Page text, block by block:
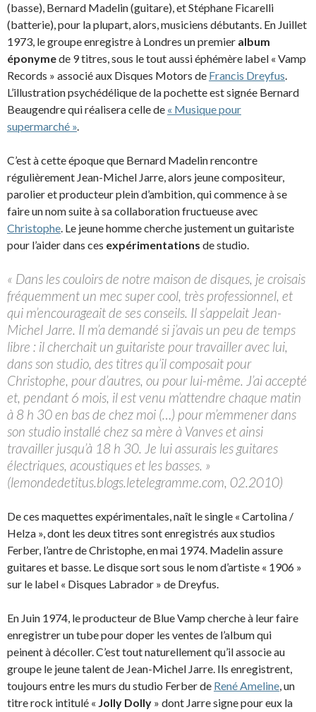
(basse), Bernard Madelin (guitare), et Stéphane Ficarelli
(batterie), pour la plupart, alors, musiciens débutants. En Juillet
1973, le groupe enregistre à Londres un premier album
éponymede 9 titres, sous le tout aussi éphémère label « Vamp
Records » associé aux Disques Motors de Francis Dreyfus.
L’illustration psychédélique de la pochette est signée Bernard
Beaugendre qui réalisera celle de « Musique pour
supermarché ».
C’est à cette époque que Bernard Madelin rencontre
régulièrement Jean-Michel Jarre, alors jeune compositeur,
parolier et producteur plein d’ambition, qui commence à se
faire un nom suite à sa collaboration fructueuse avec
Christophe. Le jeune homme cherche justement un guitariste
pour l’aider dans ces expérimentations de studio.
« Dans les couloirs de notre maison de disques, je croisais
fréquemment un mec super cool, très professionnel, et
qui m’encourageait de ses conseils. Il s’appelait Jean-
Michel Jarre. Il m’a demandé si j’avais un peu de temps
libre : il cherchait un guitariste pour travailler avec lui,
dans son studio, des titres qu’il composait pour
Christophe, pour d’autres, ou pour lui-même. J’ai accepté
et, pendant 6 mois, il est venu m’attendre chaque matin
à 8 h 30 en bas de chez moi (…) pour m’emmener dans
son studio installé chez sa mère à Vanves et ainsi
travailler jusqu’à 18 h 30. Je lui assurais les guitares
électriques, acoustiques et les basses. »
(lemondedetitus.blogs.letelegramme.com, 02.2010)
De ces maquettes expérimentales, naît le single « Cartolina /
Helza », dont les deux titres sont enregistrés aux studios
Ferber, l’antre de Christophe, en mai 1974. Madelin assure
guitares et basse. Le disque sort sous le nom d’artiste « 1906 »
sur le label « Disques Labrador » de Dreyfus.
En Juin 1974, le producteur de Blue Vamp cherche à leur faire
enregistrer un tube pour doper les ventes de l’album qui
peinent à décoller. C’est tout naturellement qu’il associe au
groupe le jeune talent de Jean-Michel Jarre. Ils enregistrent,
toujours entre les murs du studio Ferber de René Ameline, un
titre rock intitulé « Jolly Dolly » dont Jarre signe pour eux la